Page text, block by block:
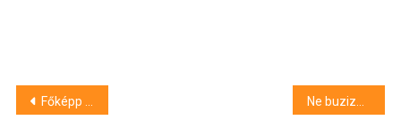
Bejegyzés
Főképp a kis lakások forgalmát lendítheti föl az Otthon Start Ne buzizz és ne cigányozz, de ne azért, mert az taplóság – itt az MLSZ figyelemfelhívó kampánya